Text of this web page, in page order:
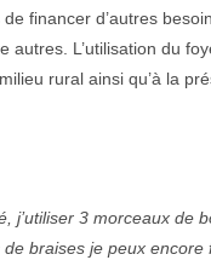
financer d’autres
autres. L’utilisation du
rural ainsi qu’à la
j’utiliser 3 morceaux de
braises je peux encore